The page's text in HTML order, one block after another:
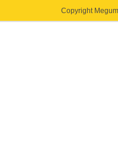
Copyright